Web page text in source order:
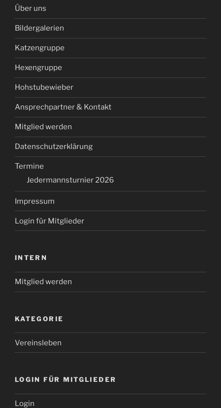
Über uns
Bildergalerien
Katzengruppe
Hexengruppe
Hohstubewieber
Ansprechpartner & Kontakt
Mitglied werden
Datenschutzerklärung
Termine
Jedermannsturnier 2026
Impressum
Login für Mitglieder
INTERN
Mitglied werden
KATEGORIE
Vereinsleben
LOGIN FÜR MITGLIEDER
Login